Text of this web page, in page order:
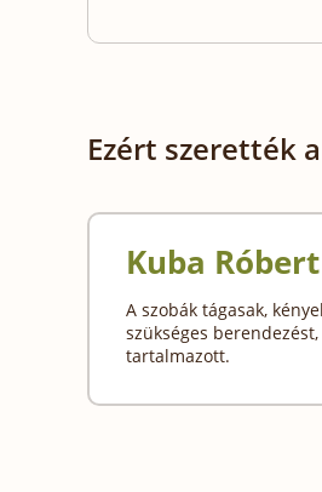
Ezért szerették
Kuba
A szobák tágasak,
szükséges
tartalmazott.